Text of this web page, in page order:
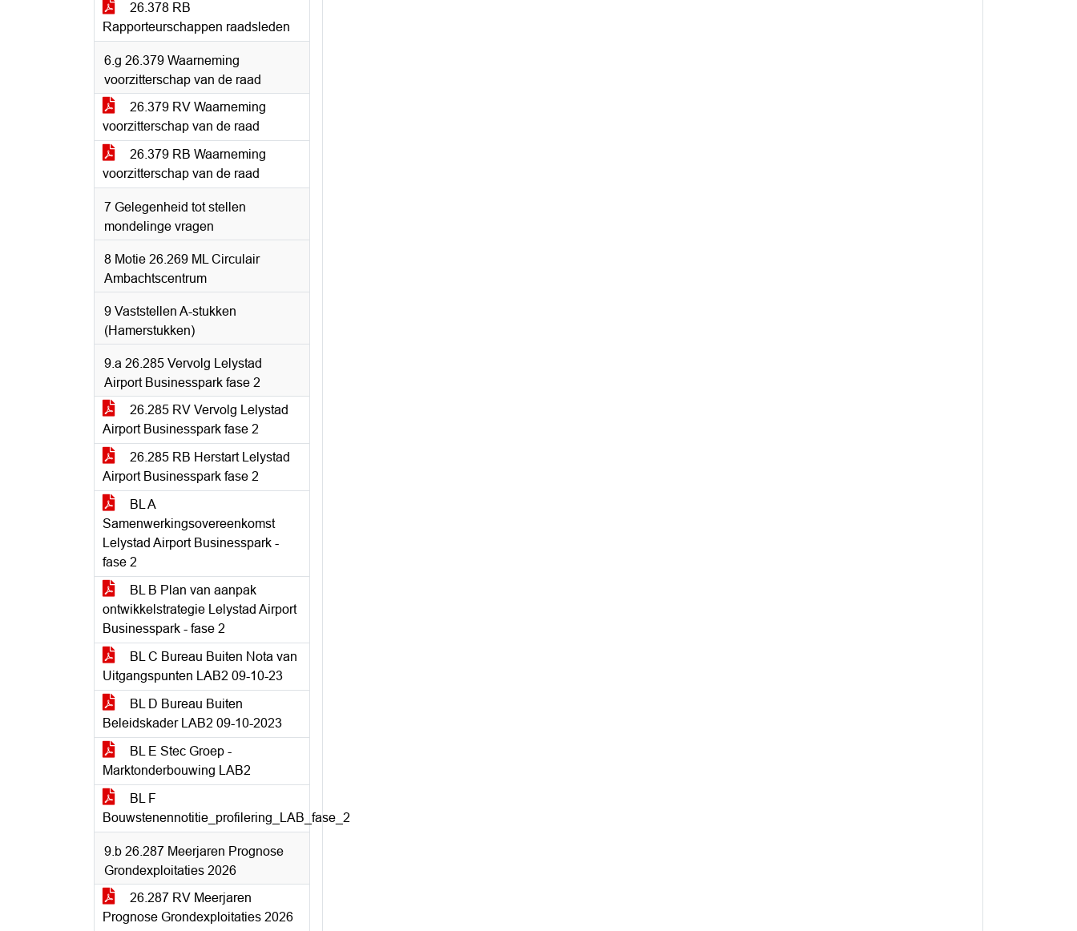
26.378 RB
Rapporteurschappen raadsleden
6.g 26.379 Waarneming
voorzitterschap van de raad
26.379 RV Waarneming
voorzitterschap van de raad
26.379 RB Waarneming
voorzitterschap van de raad
7 Gelegenheid tot stellen
mondelinge vragen
8 Motie 26.269 ML Circulair
Ambachtscentrum
9 Vaststellen A-stukken
(Hamerstukken)
9.a 26.285 Vervolg Lelystad
Airport Businesspark fase 2
26.285 RV Vervolg Lelystad
Airport Businesspark fase 2
26.285 RB Herstart Lelystad
Airport Businesspark fase 2
BL A
Samenwerkingsovereenkomst
Lelystad Airport Businesspark -
fase 2
BL B Plan van aanpak
ontwikkelstrategie Lelystad Airport
Businesspark - fase 2
BL C Bureau Buiten Nota van
Uitgangspunten LAB2 09-10-23
BL D Bureau Buiten
Beleidskader LAB2 09-10-2023
BL E Stec Groep -
Marktonderbouwing LAB2
BL F
Bouwstenennotitie_profilering_LAB_fase_2
9.b 26.287 Meerjaren Prognose
Grondexploitaties 2026
26.287 RV Meerjaren
Prognose Grondexploitaties 2026